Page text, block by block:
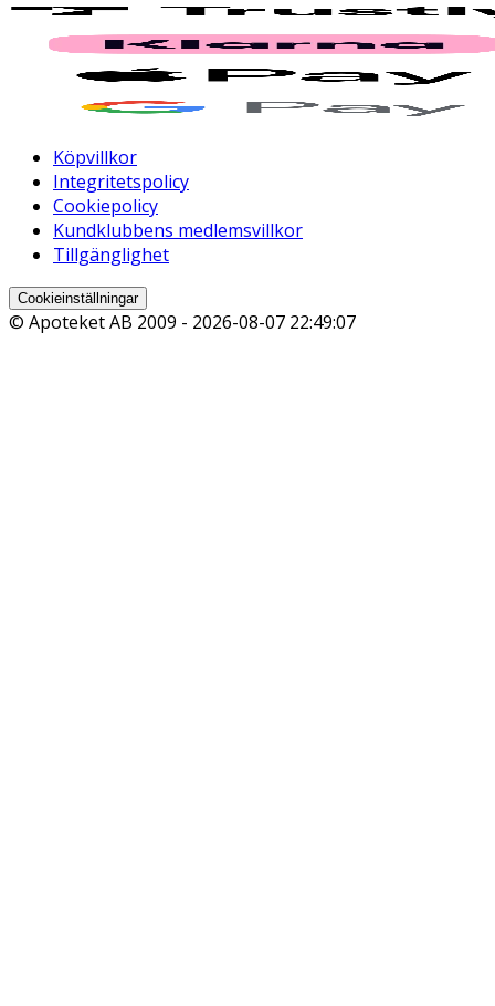
Köpvillkor
Integritetspolicy
Cookiepolicy
Kundklubbens medlemsvillkor
Tillgänglighet
Cookieinställningar
© Apoteket AB 2009 - 2026-08-07 22:49:07